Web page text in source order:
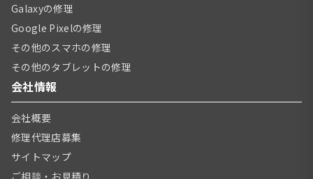
Galaxyの修理
Google Pixelの修理
その他のスマホの修理
その他のタブレットの修理
会社情報
会社概要
修理代理店募集
サイトマップ